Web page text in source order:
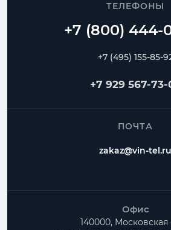
ТЕЛЕФОНЫ
+7 (495) 155-85-
+7 929 567-73-
ПОЧТА
zakaz@vin-tel.ru
Офис
140000, Московская